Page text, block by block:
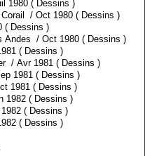
• Tome 3 : Au-delà du pacifique / Juil 1980 ( Dessins )
• Tome 4 : Les secrets de la Mer de Corail / Oct 1980 ( Dessins )
• Tome 5 : La Main Noire / Oct 1980 ( Dessins )
• Tome 6 : L'abominable Homme des Andes / Oct 1980 ( Dessins )
• Tome 7 : L'empire du soleil / Jan 1981 ( Dessins )
• Tome 8 : Le péril guette sous la mer / Avr 1981 ( Dessins )
• Tome 9 : Les 7 cités de Cibola / Sep 1981 ( Dessins )
• Tome 10 : Les négriers du ciel / Oct 1981 ( Dessins )
• Tome 11 : Chasse à l'homme / Jan 1982 ( Dessins )
• Tome 12 : L'or du Vent d'Est / Avr 1982 ( Dessins )
• Tome 13 : Le train fantôme / Juil 1982 ( Dessins )